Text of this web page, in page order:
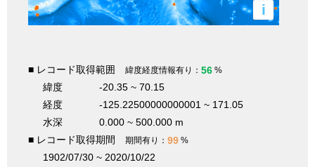
i
■ レコード取得範囲 緯度経度情報有り： 56 %
緯度
-20.35 ~ 70.15
経度
-125.22500000000001 ~ 171.05
水深
0.000 ~ 500.000 m
■ レコード取得期間
期間有り： 99 %
1902/07/30 ~ 2020/10/22